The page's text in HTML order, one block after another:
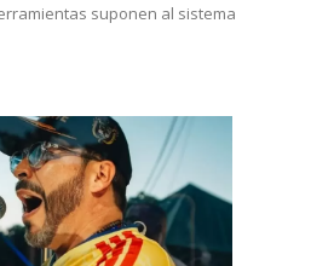
suponen al sistema